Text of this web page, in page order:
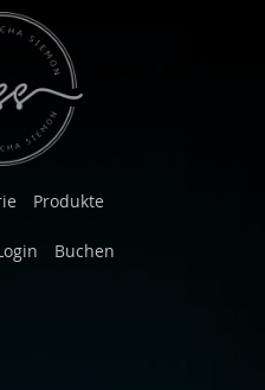
Produkte
Buchen